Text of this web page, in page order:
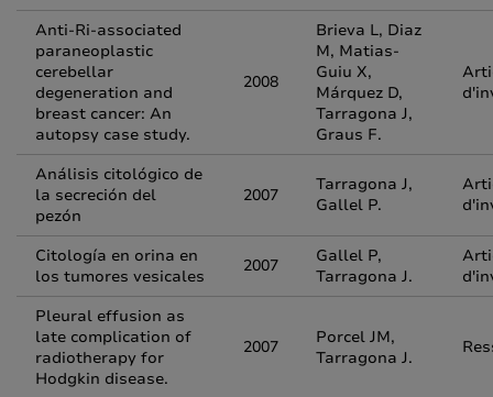
Anti-Ri-associated
paraneoplastic
cerebellar
degeneration and
breast cancer: An
autopsy case study.
2008
Brieva L, Diaz
M, Matias-
Guiu X,
Márquez D,
Tarragona J,
Graus F.
Análisis citológico de
la secreción del
pezón
2007
Tarragona J,
Gallel P.
Citología en orina en
los tumores vesicales
2007
Gallel P,
Tarragona J.
Pleural effusion as
late complication of
radiotherapy for
Hodgkin disease.
2007
Porcel JM,
Tarragona J.